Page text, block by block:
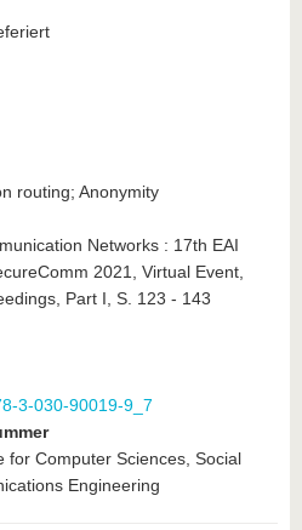
routing; Anonymity
Networks : 17th EAI
2021, Virtual Event,
Part I, S. 123 - 143
3-030-90019-9_7
for Computer Sciences, Social
Engineering